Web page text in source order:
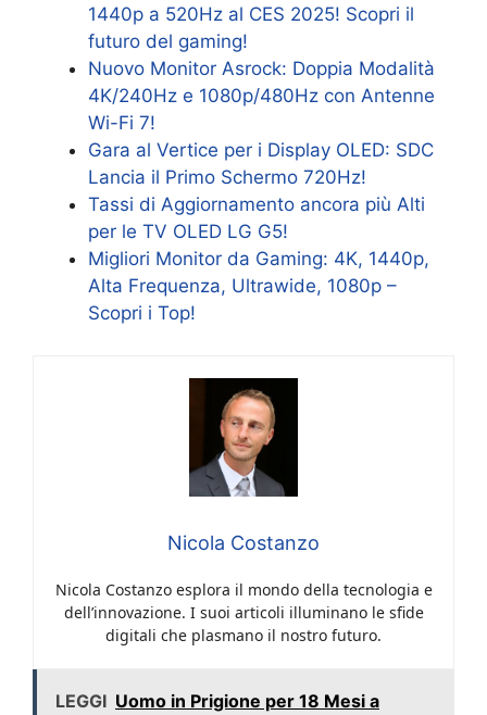
1440p a 520Hz al CES 2025! Scopri il
futuro del gaming!
Nuovo Monitor Asrock: Doppia Modalità
4K/240Hz e 1080p/480Hz con Antenne
Wi-Fi 7!
Gara al Vertice per i Display OLED: SDC
Lancia il Primo Schermo 720Hz!
Tassi di Aggiornamento ancora più Alti
per le TV OLED LG G5!
Migliori Monitor da Gaming: 4K, 1440p,
Alta Frequenza, Ultrawide, 1080p –
Scopri i Top!
Nicola Costanzo
Nicola Costanzo esplora il mondo della tecnologia e
dell’innovazione. I suoi articoli illuminano le sfide
digitali che plasmano il nostro futuro.
LEGGI Uomo in Prigione per 18 Mesi a